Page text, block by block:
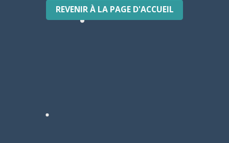
REVENIR À LA PAGE D'ACCUEIL